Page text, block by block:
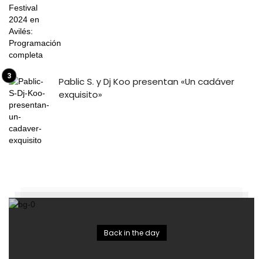
Pablic S. y Dj Koo presentan «Un cadáver
exquisito»
Back in the day